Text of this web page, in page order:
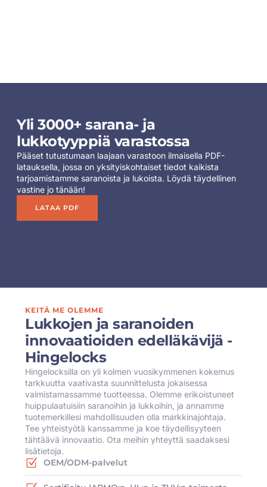
Yli 3000+ sarana- ja
lukkotyyppiä varastossa
Pääset tutustumaan laajaan varastoon ilmaisella PDF-
latauksella, jossa on yksityiskohtaiset tiedot kaikista
tarjoamistamme saranoista ja lukoista. Löydä täydellinen
vastine jo tänään!
LATAA PDF
KEITÄ ME OLEMME
Lukkojen ja saranoiden
innovaatioiden edelläkävijä -
Hingelocks
Hingelocksilla on yli kolmen vuosikymmenen kokemus
tarkkuutta vaativasta suunnittelusta jokaisessa
valmistamassamme tuotteessa. Olemme erikoistuneet
huippulaatuisiin saranoihin ja lukkoihin, ja annamme
tuotemerkillesi mahdollisuuden olla markkinajohtaja.
Tee yhteistyötä kanssamme ja koe täydellisyyteen
tähtäävä innovaatio. Ota meihin yhteyttä saadaksesi
lisätietoja.
OEM/ODM-palvelut